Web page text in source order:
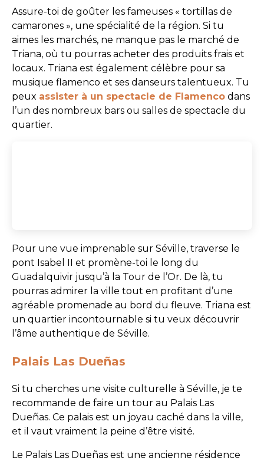
Assure-toi de goûter les fameuses « tortillas de
camarones », une spécialité de la région. Si tu
aimes les marchés, ne manque pas le marché de
Triana, où tu pourras acheter des produits frais et
locaux. Triana est également célèbre pour sa
musique flamenco et ses danseurs talentueux. Tu
peux assister à un spectacle de Flamenco dans
l’un des nombreux bars ou salles de spectacle du
quartier.
Pour une vue imprenable sur Séville, traverse le
pont Isabel II et promène-toi le long du
Guadalquivir jusqu’à la Tour de l’Or. De là, tu
pourras admirer la ville tout en profitant d’une
agréable promenade au bord du fleuve. Triana est
un quartier incontournable si tu veux découvrir
l’âme authentique de Séville.
Palais Las Dueñas
Si tu cherches une visite culturelle à Séville, je te
recommande de faire un tour au Palais Las
Dueñas. Ce palais est un joyau caché dans la ville,
et il vaut vraiment la peine d’être visité.
Le Palais Las Dueñas est une ancienne résidence